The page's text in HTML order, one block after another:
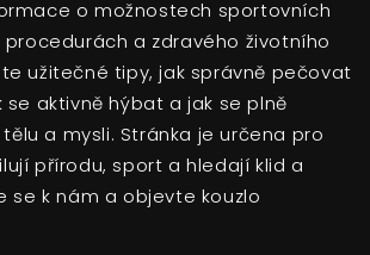
o možnostech sportovních
procedurách a zdravého životního
užitečné tipy, jak správně pečovat
se aktivně hýbat a jak se plně
a mysli. Stránka je určena pro
přírodu, sport a hledají klid a
se k nám a objevte kouzlo